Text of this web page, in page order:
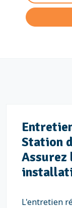
Station
Assurez
L'entretien